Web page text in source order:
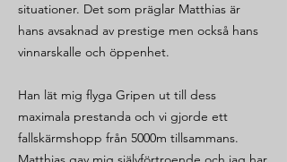
situationer. Det som präglar Matthias är
hans avsaknad av prestige men också hans
vinnarskalle och öppenhet.
Han lät mig flyga Gripen ut till dess
maximala prestanda och vi gjorde ett
fallskärmshopp från 5000m tillsammans.